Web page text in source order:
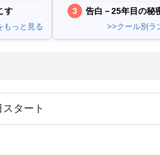
す
もっと見る
告白－25年目の秘
>>クール別ラ
タート